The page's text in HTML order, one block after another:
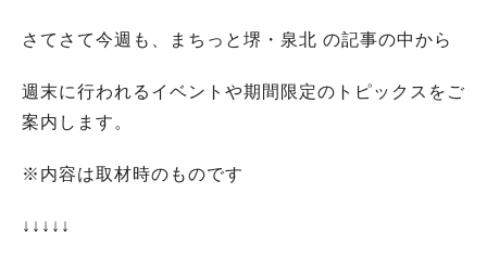
さてさて今週も、まちっと堺・泉北 の記事の中から
週末に行われるイベントや期間限定のトピックスをご
案内します。
※内容は取材時のものです
↓↓↓↓↓